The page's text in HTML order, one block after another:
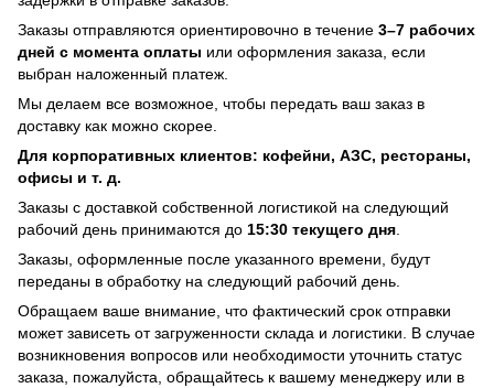
Заказы отправляются ориентировочно в течение 3–7 рабочих
дней с момента оплаты или оформления заказа, если
выбран наложенный платеж.
Мы делаем все возможное, чтобы передать ваш заказ в
доставку как можно скорее.
Для корпоративных клиентов: кофейни, АЗС, рестораны,
офисы и т. д.
Заказы с доставкой собственной логистикой на следующий
рабочий день принимаются до 15:30 текущего дня
Заказы, оформленные после указанного времени, будут
переданы в обработку на следующий рабочий день.
Обращаем ваше внимание, что фактический срок отправки
может зависеть от загруженности склада и логистики. В случае
возникновения вопросов или необходимости уточнить статус
заказа, пожалуйста, обращайтесь к вашему менеджеру или в